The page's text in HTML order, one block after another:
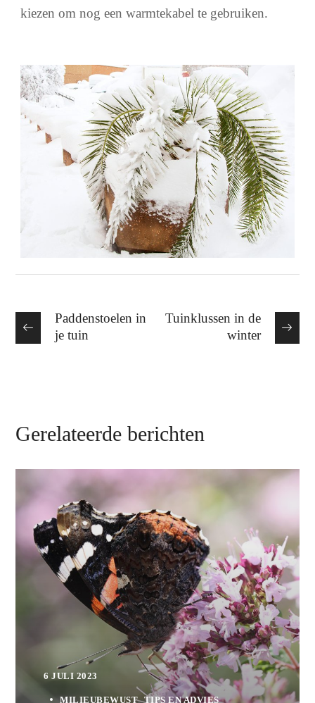
kiezen om nog een warmtekabel te gebruiken.
Paddenstoelen in
je tuin
Tuinklussen in de
winter
Gerelateerde berichten
6 JULI 2023
MILIEUBEWUST TIPS EN ADVIES